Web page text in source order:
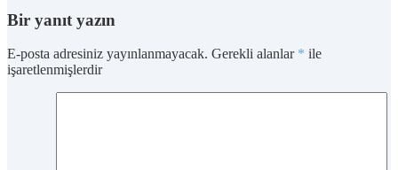
Bir yanıt yazın
E-posta adresiniz yayınlanmayacak. Gerekli alanlar * ile
işaretlenmişlerdir